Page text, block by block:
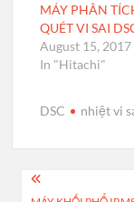
MÁY PHÂN
QUÉT VI SAI
August 15, 2017
In "Hitachi"
DSC nhiệt vi
Post